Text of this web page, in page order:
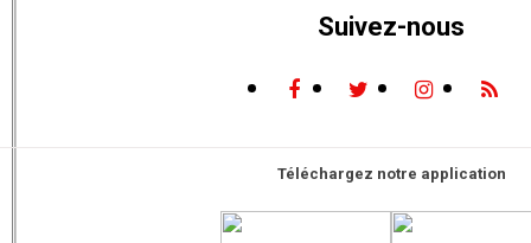
Suivez-nous
Téléchargez notre application